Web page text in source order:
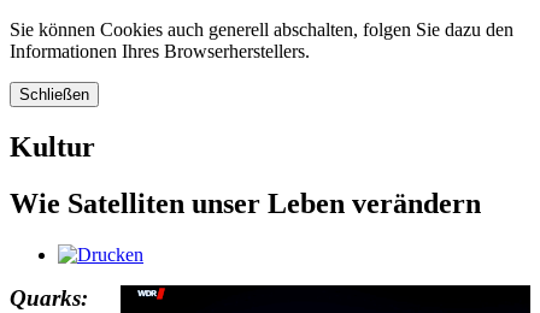
Sie können Cookies auch generell abschalten, folgen Sie dazu den
Informationen Ihres Browserherstellers.
Schließen
Kultur
Wie Satelliten unser Leben verändern
Quarks: